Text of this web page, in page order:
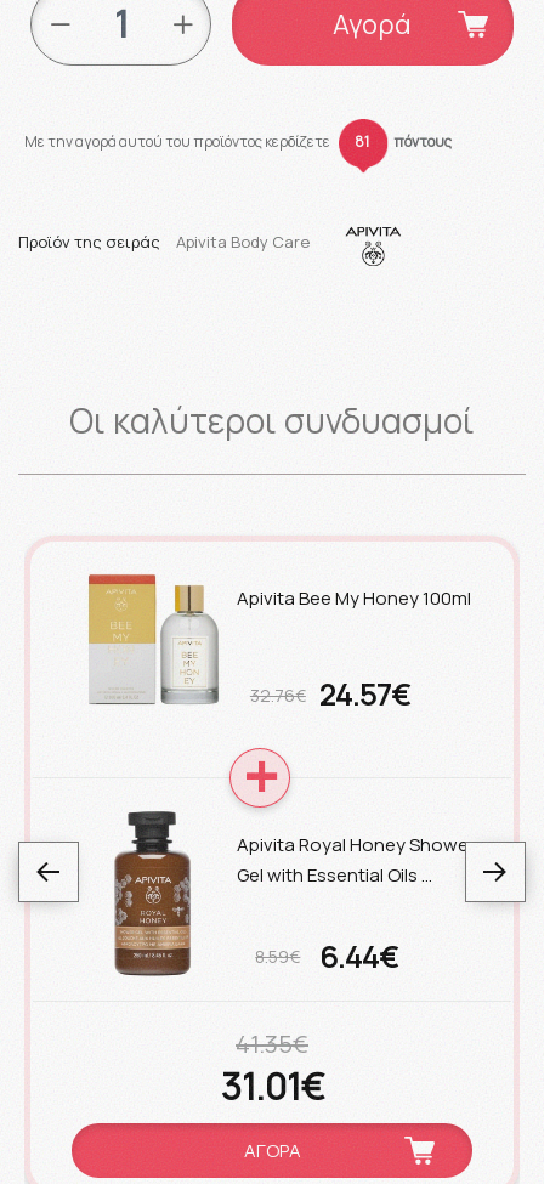
Αγορά
Με την αγορά αυτού του προϊόντος κερδίζετε 81 πόντους
Προϊόν της σειράς Apivita Body Care
Οι καλύτεροι συνδυασμοί
Apivita Bee My Honey 100ml
32.76€ 24.57€
Apivita Royal Honey Shower
Gel with Essential Oils …
8.59€ 6.44€
41.35€
31.01€
ΑΓΟΡΑ